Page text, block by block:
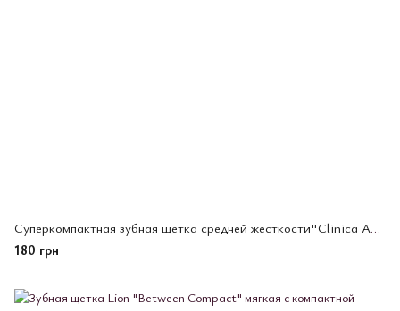
Суперкомпактная зубная щетка средней жесткости"Clinica Advantage, Lion"(186373 )
180 грн